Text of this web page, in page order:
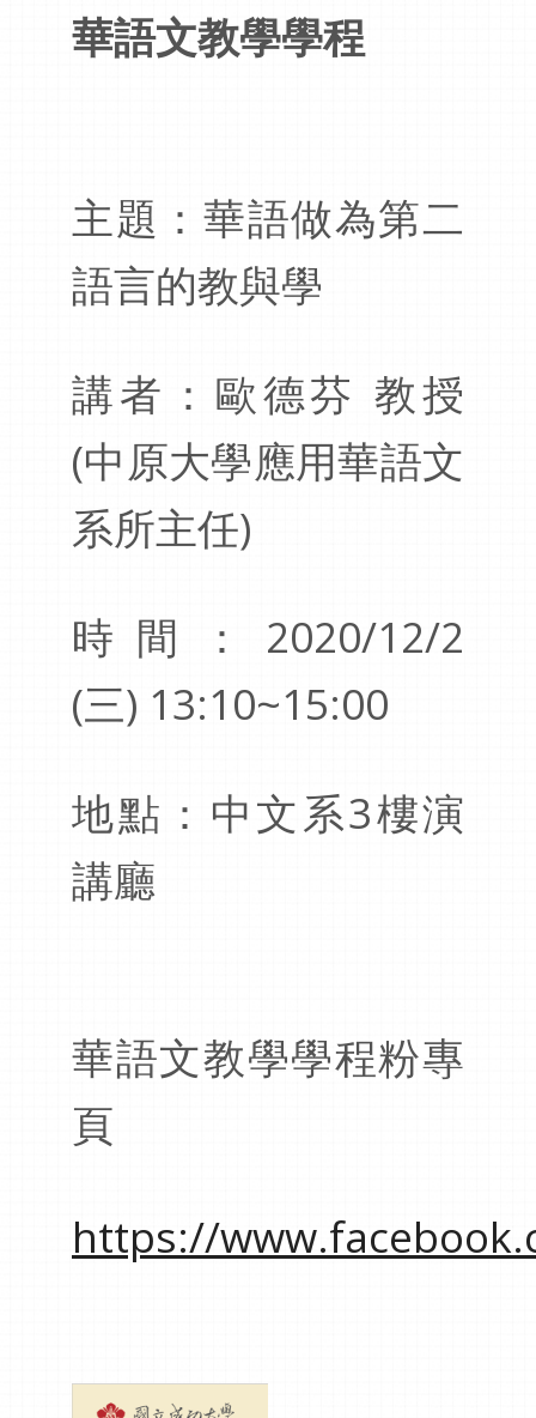
華語文教學學程
主題：華語做為第二
語言的教與學
講者：歐德芬 教授
(中原大學應用華語文
系所主任)
時間：2020/12/2
(三) 13:10~15:00
地點：中文系3樓演
講廳
華語文教學學程粉專
頁
https://